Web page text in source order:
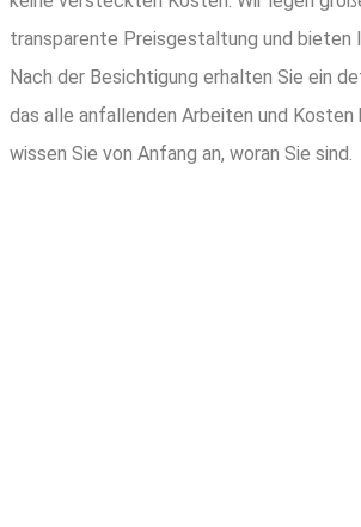
transparente Preisgestaltung und bieten
Nach der Besichtigung erhalten Sie ein
das alle anfallenden Arbeiten und Kosten
wissen Sie von Anfang an, woran Sie sind.